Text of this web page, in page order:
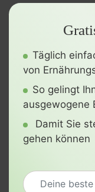
Täglich
von
So gelingt
ausgewogene
Damit Sie
gehen können